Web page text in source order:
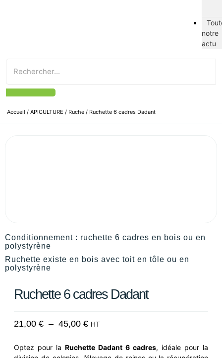
notre
actu
Accueil / APICULTURE / Ruche / Ruchette 6 cadres Dadant
Conditionnement : ruchette 6 cadres en bois ou en
polystyrène
Ruchette existe en bois avec toit en tôle ou en
polystyrène
Ruchette 6 cadres Dadant
21,00 € – 45,00 € HT
Optez pour la Ruchette Dadant 6 cadres, idéale pour la